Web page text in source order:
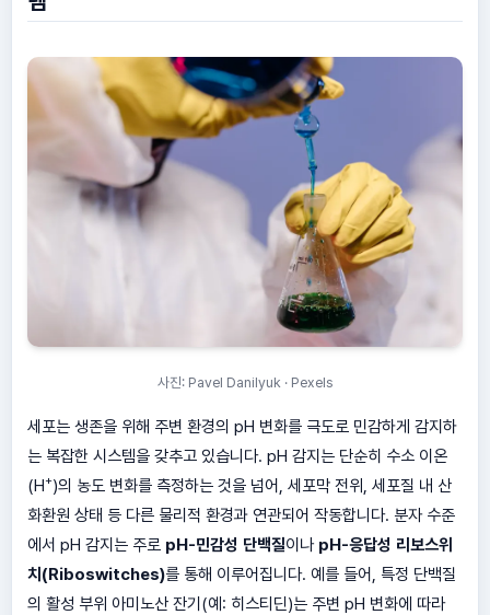
사진: Pavel Danilyuk · Pexels
세포는 생존을 위해 주변 환경의 pH 변화를 극도로 민감하게 감지하
는 복잡한 시스템을 갖추고 있습니다. pH 감지는 단순히 수소 이온
(H+)의 농도 변화를 측정하는 것을 넘어, 세포막 전위, 세포질 내 산
화환원 상태 등 다른 물리적 환경과 연관되어 작동합니다. 분자 수준
에서 pH 감지는 주로 pH-민감성 단백질이나 pH-응답성 리보스위
치(Riboswitches)를 통해 이루어집니다. 예를 들어, 특정 단백질
의 활성 부위 아미노산 잔기(예: 히스티딘)는 주변 pH 변화에 따라